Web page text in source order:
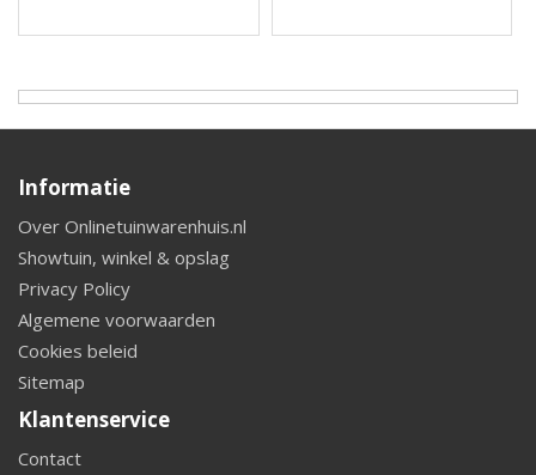
Informatie
Over Onlinetuinwarenhuis.nl
Showtuin, winkel & opslag
Privacy Policy
Algemene voorwaarden
Cookies beleid
Sitemap
Klantenservice
Contact